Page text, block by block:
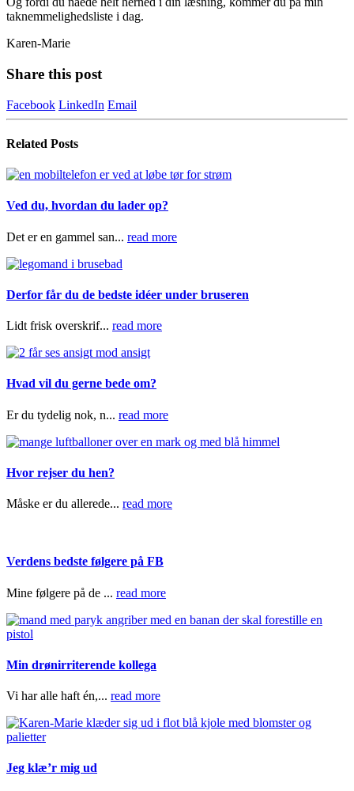
taknemmelighedsliste i dag.
Karen-Marie
Share this post
Facebook LinkedIn Email
Related Posts
Ved du, hvordan du lader op?
Det er en gammel san... read more
Derfor får du de bedste idéer under bruseren
Lidt frisk overskrif... read more
Hvad vil du gerne bede om?
Er du tydelig nok, n... read more
Hvor rejser du hen?
Måske er du allerede... read more
Verdens bedste følgere på FB
Mine følgere på de ... read more
Min drønirriterende kollega
Vi har alle haft én,... read more
Jeg klæ’r mig ud